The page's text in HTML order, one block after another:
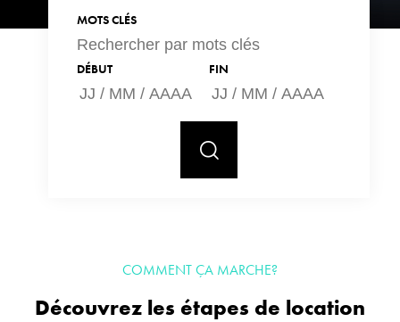
MOTS CLÉS
DÉBUT FIN
COMMENT ÇA MARCHE?
Découvrez les étapes de location